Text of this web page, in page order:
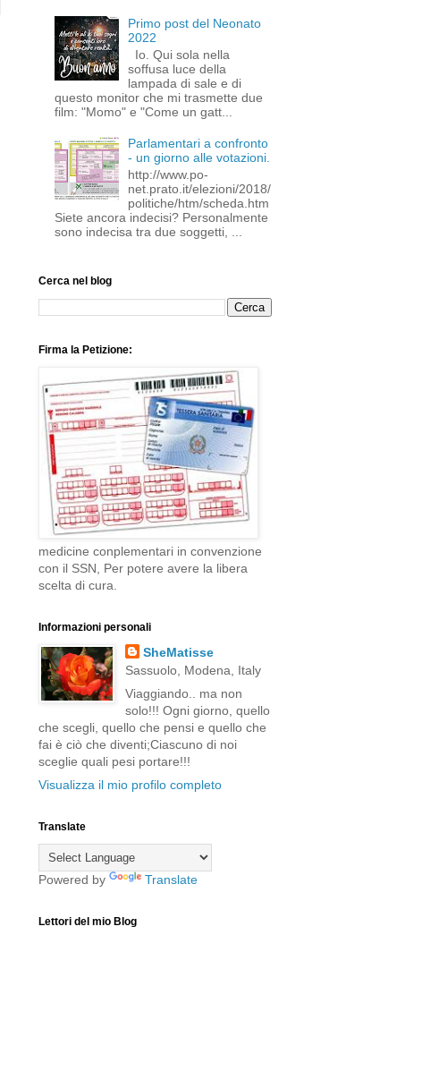
Primo post del Neonato
2022
Io. Qui sola nella
soffusa luce della
lampada di sale e di
questo monitor che mi trasmette due
film: "Momo" e "Come un gatt...
Parlamentari a confronto
- un giorno alle votazioni.
http://www.po-
net.prato.it/elezioni/2018/
politiche/htm/scheda.htm
Siete ancora indecisi? Personalmente
sono indecisa tra due soggetti, ...
Cerca nel blog
Firma la Petizione:
medicine conplementari in convenzione
con il SSN, Per potere avere la libera
scelta di cura.
Informazioni personali
SheMatisse
Sassuolo, Modena, Italy
Viaggiando.. ma non
solo!!! Ogni giorno, quello
che scegli, quello che pensi e quello che
fai è ciò che diventi;Ciascuno di noi
sceglie quali pesi portare!!!
Visualizza il mio profilo completo
Translate
Powered by Translate
Lettori del mio Blog